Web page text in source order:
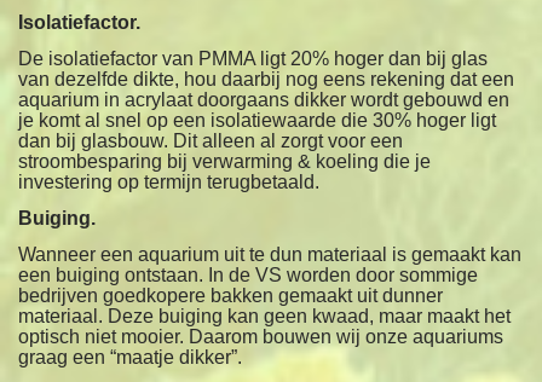
Isolatiefactor.
De isolatiefactor van PMMA ligt 20% hoger dan bij glas
van dezelfde dikte, hou daarbij nog eens rekening dat een
aquarium in acrylaat doorgaans dikker wordt gebouwd en
je komt al snel op een isolatiewaarde die 30% hoger ligt
dan bij glasbouw. Dit alleen al zorgt voor een
stroombesparing bij verwarming & koeling die je
investering op termijn terugbetaald.
Buiging.
Wanneer een aquarium uit te dun materiaal is gemaakt kan
een buiging ontstaan. In de VS worden door sommige
bedrijven goedkopere bakken gemaakt uit dunner
materiaal. Deze buiging kan geen kwaad, maar maakt het
optisch niet mooier. Daarom bouwen wij onze aquariums
graag een “maatje dikker”.